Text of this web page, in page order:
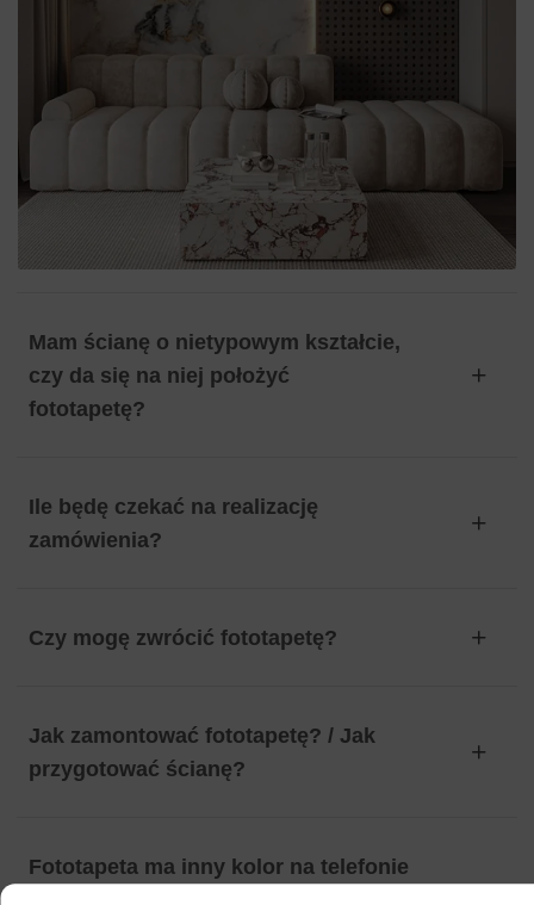
intensywność kolorów.
Łatwy montaż, który nie wymaga specjalistycznych
Możliwość dopasowania wymiarów do indywidualnych
Mam ścianę o nietypowym kształcie,
czy da się na niej położyć
fototapetę?
Ile będę czekać na realizację
zamówienia?
Czy mogę zwrócić fototapetę?
Jak zamontować fototapetę? / Jak
przygotować ścianę?
Fototapeta ma inny kolor na telefonie